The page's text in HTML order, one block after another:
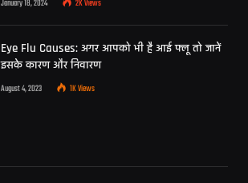
January 18, 2024 2KViews
Eye Flu Causes: अगर आपको भी है आई फ्लू तो जानें
इसके कारण और निवारण
August 4, 2023 1KViews